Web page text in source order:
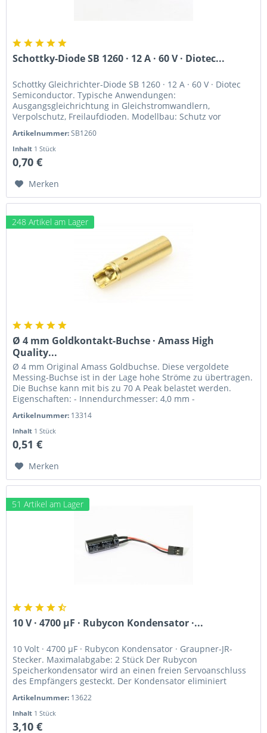
Schottky-Diode SB 1260 · 12 A · 60 V · Diotec...
Schottky Gleichrichter-Diode SB 1260 · 12 A · 60 V · Diotec
Semiconductor. Typische Anwendungen:
Ausgangsgleichrichtung in Gleichstromwandlern,
Verpolschutz, Freilaufdioden. Modellbau: Schutz vor
Artikelnummer:SB1260
Inhalt 1 Stück
0,70 €
Merken
248 Artikel am Lager
Ø 4 mm Goldkontakt-Buchse · Amass High
Quality...
Ø 4 mm Original Amass Goldbuchse. Diese vergoldete
Messing-Buchse ist in der Lage hohe Ströme zu übertragen.
Die Buchse kann mit bis zu 70 A Peak belastet werden.
Eigenschaften: - Innendurchmesser: 4,0 mm -
Artikelnummer: 13314
Inhalt 1 Stück
0,51 €
Merken
51 Artikel am Lager
10 V · 4700 µF · Rubycon Kondensator ·...
10 Volt · 4700 µF · Rubycon Kondensator · Graupner-JR-
Stecker. Maximalabgabe: 2 Stück Der Rubycon
Speicherkondensator wird an einen freien Servoanschluss
des Empfängers gesteckt. Der Kondensator eliminiert
Artikelnummer: 13622
Inhalt 1 Stück
3,10 €